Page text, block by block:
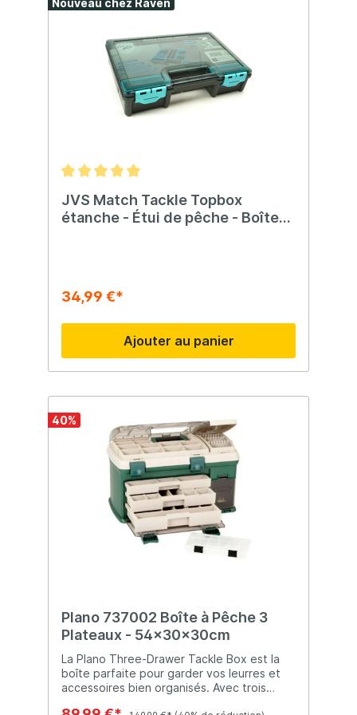
Nouveau chez Raven
JVS Match Tackle Topbox
étanche - Étui de pêche - Boîte
34,99 €*
Ajouter au panier
40%
Plano 737002 Boîte à Pêche 3
Plateaux - 54x30x30cm
La Plano Three-Drawer Tackle Box est la
boîte parfaite pour garder vos leurres et
accessoires bien organisés. Avec trois